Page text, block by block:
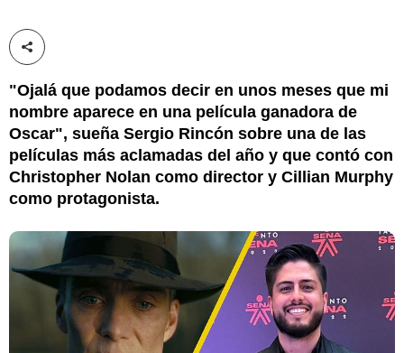
Compartir esta noticia
"Ojalá que podamos decir en unos meses que mi
nombre aparece en una película ganadora de
Oscar", sueña Sergio Rincón sobre una de las
películas más aclamadas del año y que contó con
Christopher Nolan como director y Cillian Murphy
como protagonista.